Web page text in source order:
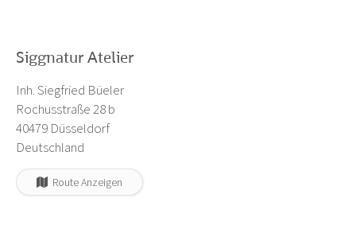
Siggnatur Atelier
Inh. Siegfried Büeler
Rochusstraße 28 b
40479 Düsseldorf
Deutschland
Route Anzeigen